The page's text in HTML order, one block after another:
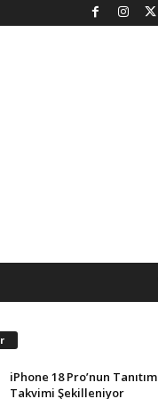
iPhone 18 Pro’nun Tanıtım
Takvimi Şekilleniyor